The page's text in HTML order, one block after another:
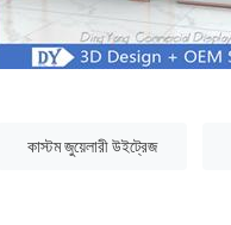
কাস্টম জুয়েলারী উইট্রেজ